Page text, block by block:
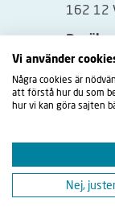
162 12
Vi använder
Några cookies är
att förstå hur du som
hur vi kan göra sajten
Nej,